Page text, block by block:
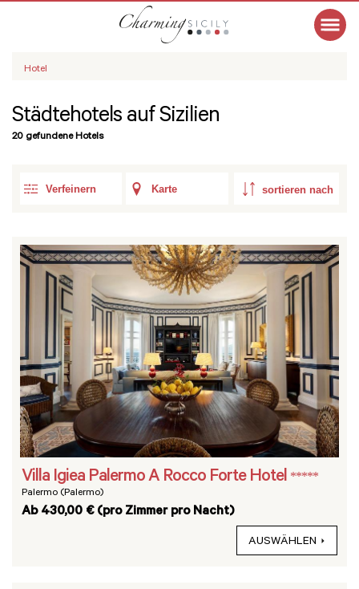
Hotel
Städtehotels auf Sizilien
20 gefundene Hotels
Verfeinern Karte
Villa Igiea Palermo A Rocco Forte Hotel *****
Palermo (Palermo)
Ab 430,00 € (pro Zimmer pro Nacht)
AUSWÄHLEN